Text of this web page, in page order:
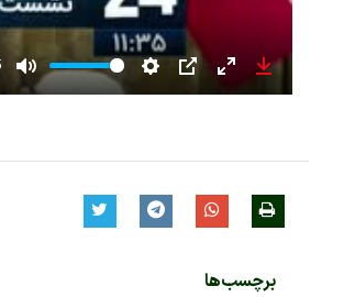
Mute
برچسب‌ها